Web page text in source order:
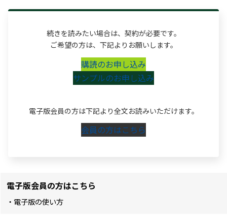
続きを読みたい場合は、契約が必要です。
ご希望の方は、下記よりお願いします。
購読のお申し込み
サンプルのお申し込み
電子版会員の方は下記より全文お読みいただけます。
会員の方はこちら
電子版会員の方はこちら
・電子版の使い方